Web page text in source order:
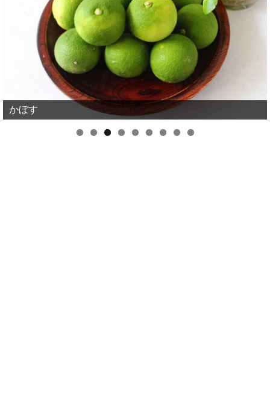
かぼす